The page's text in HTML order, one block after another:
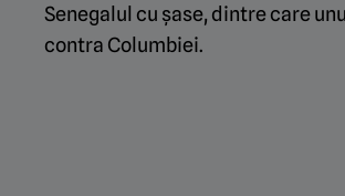
Senegalul cu șase, dintre care
contra Columbiei.